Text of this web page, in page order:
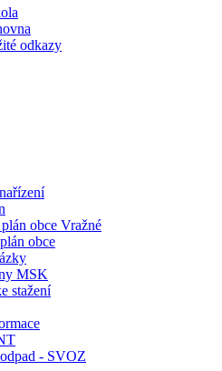
odkazy
obce Vražné
obce
MSK
stažení
- SVOZ